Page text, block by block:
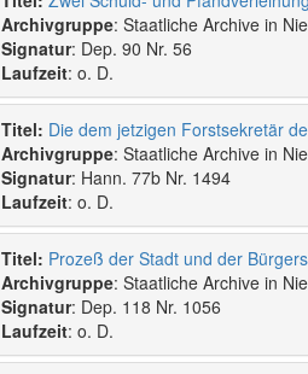
Archivgruppe: Staatliche Archive in
Signatur: Dep. 90 Nr. 56
Laufzeit: o. D.
Titel:
Archivgruppe: Staatliche Archive in
Signatur: Hann. 77b Nr. 1494
Laufzeit: o. D.
Titel:
Archivgruppe: Staatliche Archive in
Signatur: Dep. 118 Nr. 1056
Laufzeit: o. D.